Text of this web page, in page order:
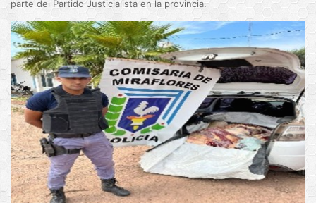
parte del Partido Justicialista en la provincia.